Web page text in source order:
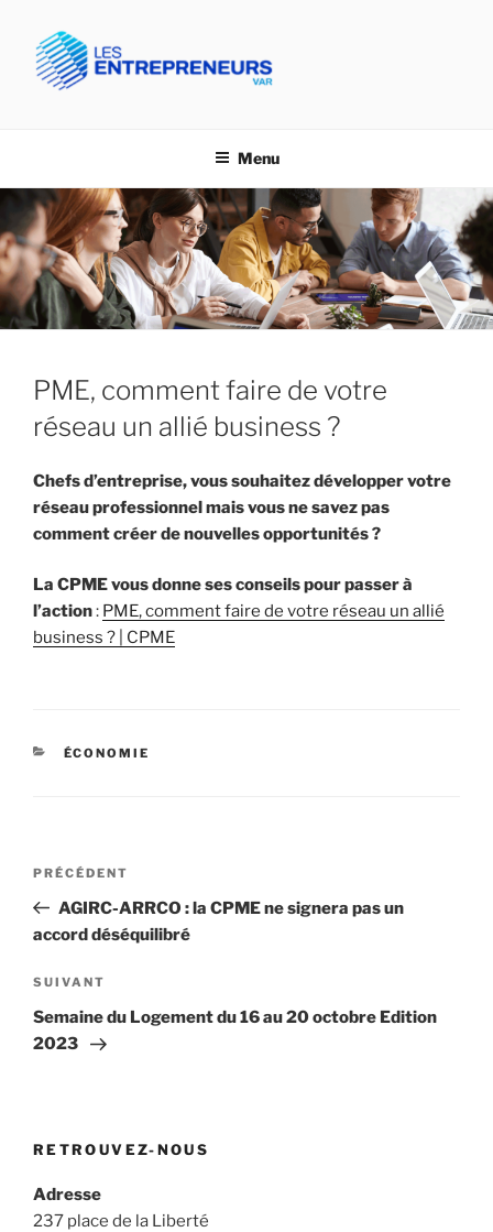
contenu
principal
ENTREPRENEURS VAR
Menu
PME, comment faire de votre
réseau un allié business ?
Chefs d’entreprise, vous souhaitez développer votre
réseau professionnel mais vous ne savez pas
comment créer de nouvelles opportunités ?
La CPME vous donne ses conseils pour passer à
l’action: PME, comment faire de votre réseau un allié
business ? | CPME
CATÉGORIES
ÉCONOMIE
Navigation
l’article
Article
précédent
PRÉCÉDENT
AGIRC-ARRCO : la CPME ne signera pas un
accord déséquilibré
Article
suivant
SUIVANT
Semaine du Logement du 16 au 20 octobre Edition
2023
RETROUVEZ-NOUS
Adresse
237 place de la Liberté